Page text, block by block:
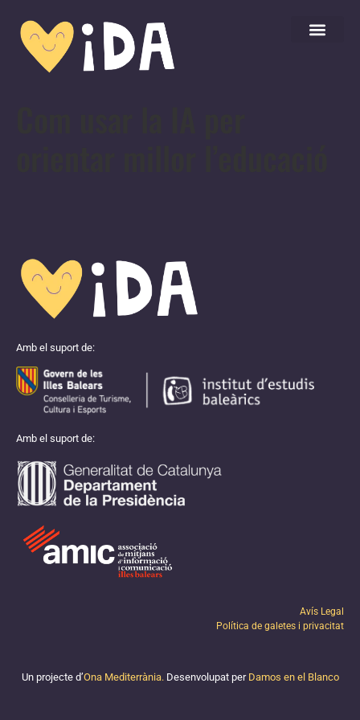
Amb el suport de:
Amb el suport de:
Avís Legal
Política de galetes i privacitat
Un projecte d’Ona Mediterrània. Desenvolupat per Damos en el Blanco